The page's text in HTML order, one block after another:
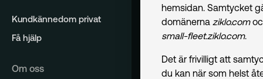
Kundkännedom privat
Få hjälp
Om oss
hemsidan. Samtycket
domänerna ziklo.com
small-fleet.ziklo.com.
Det är frivilligt att
du kan när som helst